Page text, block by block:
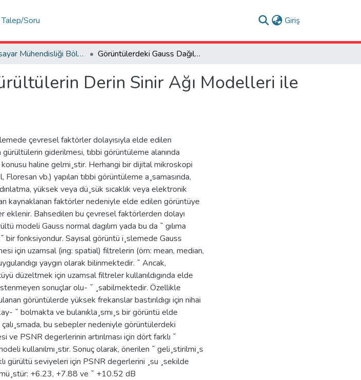
Talep/Soru Giriş
Bilgisayar Mühendisliği Bölümü Görüntülerdeki Gauss Dağılımlı Gürültülerin Derin Sinir Ağı Modelleri ile Giderilmesi
Derin Sinir Ağı Modelleri ile
çevresel faktörler dolayısıyla elde edilen
giderilmesi, tıbbi görüntüleme alanında
konusu haline gelmi¸stir. Herhangi bir dijital mikroskopi
vb.) yapılan tıbbi görüntüleme a¸samasında,
yüksek veya dü¸sük sıcaklık veya elektronik
kaynaklanan faktörler nedeniyle elde edilen görüntüye
eklenir. Bahsedilen bu çevresel faktörlerden dolayı
modeli Gauss normal dagılım yada bu da ˘ gılıma
bir fonksiyondur. Sayısal görüntü i¸slemede Gauss
için uzamsal (ing: spatial) filtrelerin (örn: mean, median,
yaygın olarak bilinmektedir. ˘ Ancak,
düzeltmek için uzamsal filtreler kullanıldıgında elde
sonuçlar olu- ˘ ¸sabilmektedir. Özellikle
görüntülerde yüksek frekanslar bastırıldıgı için nihai
˘ bolmakta ve bulanıkla¸smı¸s bir görüntü elde
bu sebepler nedeniyle görüntülerdeki
ve PSNR degerlerinin artırılması için dört farklı ˘
kullanılmı¸stır. Sonuç olarak, önerilen ˘ geli¸stirilmi¸s
gürültü seviyeleri için PSNR degerlerini ¸su ¸sekilde
+6.23, +7.88 ve ˘ +10.52 dB